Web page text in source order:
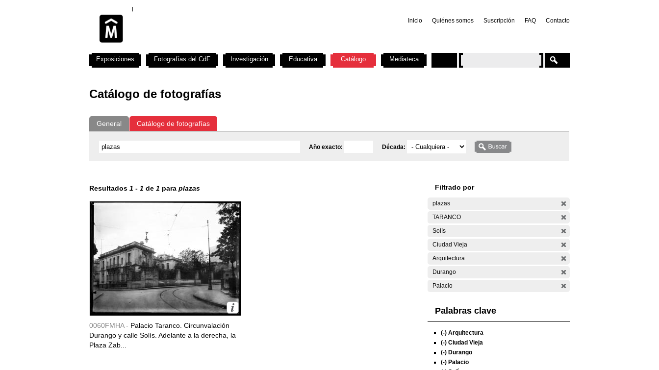
Inicio Quiénes somos Suscripción FAQ Contacto
Catálogo de fotografías
General Catálogo de fotografías
Año exacto: Década:
Resultados 1 - 1 de 1 para plazas
0060FMHA - Palacio Taranco. Circunvalación
Durango y calle Solís. Adelante a la derecha, la
Plaza Zab...
Filtrado por
plazas
TARANCO
Solís
Ciudad Vieja
Arquitectura
Durango
Palacio
Palabras clave
(-) Arquitectura
(-) Ciudad Vieja
(-) Durango
(-) Palacio
Exposiciones Fotografías del CdF Investigación Educativa Catálogo Mediateca